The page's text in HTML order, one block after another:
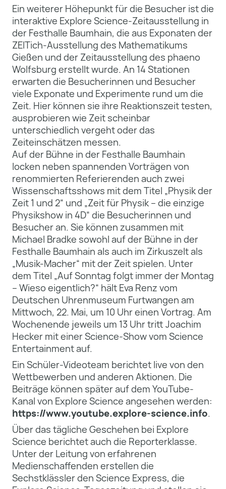
Ein weiterer Höhepunkt für die Besucher ist die
interaktive Explore Science-Zeitausstellung in
der Festhalle Baumhain, die aus Exponaten der
ZEITich-Ausstellung des Mathematikums
Gießen und der Zeitausstellung des phaeno
Wolfsburg erstellt wurde. An 14 Stationen
erwarten die Besucherinnen und Besucher
viele Exponate und Experimente rund um die
Zeit. Hier können sie ihre Reaktionszeit testen,
ausprobieren wie Zeit scheinbar
unterschiedlich vergeht oder das
Zeiteinschätzen messen.
Auf der Bühne in der Festhalle Baumhain
locken neben spannenden Vorträgen von
renommierten Referierenden auch zwei
Wissenschaftsshows mit dem Titel „Physik der
Zeit 1 und 2“ und „Zeit für Physik – die einzige
Physikshow in 4D“ die Besucherinnen und
Besucher an. Sie können zusammen mit
Michael Bradke sowohl auf der Bühne in der
Festhalle Baumhain als auch im Zirkuszelt als
„Musik-Macher“ mit der Zeit spielen. Unter
dem Titel „Auf Sonntag folgt immer der Montag
– Wieso eigentlich?“ hält Eva Renz vom
Deutschen Uhrenmuseum Furtwangen am
Mittwoch, 22. Mai, um 10 Uhr einen Vortrag. Am
Wochenende jeweils um 13 Uhr tritt Joachim
Hecker mit einer Science-Show vom Science
Entertainment auf.
Ein Schüler-Videoteam berichtet live von den
Wettbewerben und anderen Aktionen. Die
Beiträge können später auf dem YouTube-
Kanal von Explore Science angesehen werden:
https://www.youtube.explore-science.info.
Über das tägliche Geschehen bei Explore
Science berichtet auch die Reporterklasse.
Unter der Leitung von erfahrenen
Medienschaffenden erstellen die
Sechstklässler den Science Express, die